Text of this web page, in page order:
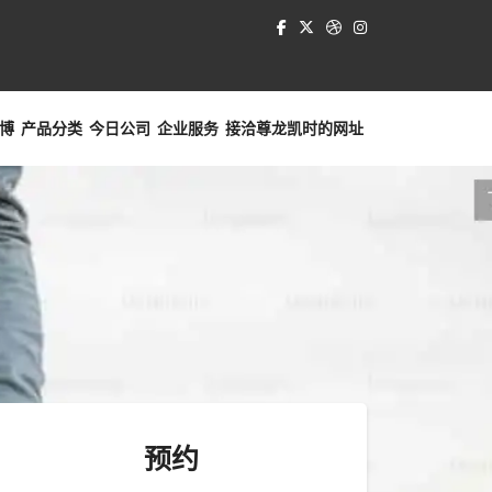
产品分类 今日公司 企业服务 接洽尊龙凯时的网址
预约